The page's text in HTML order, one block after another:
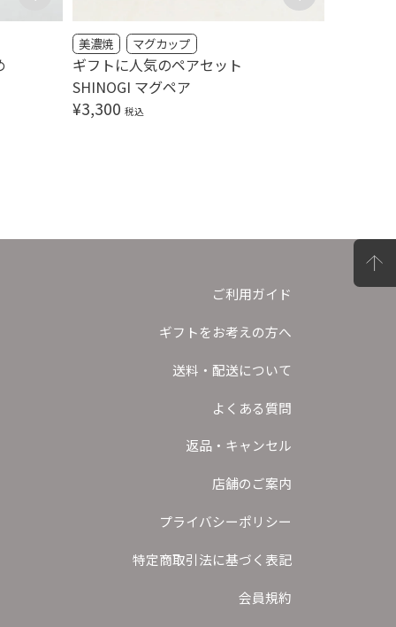
SHINOGI マグペア
美濃焼 マグカップ
¥3,300 税込
ギフトに人気のペアセット
ご利用ガイド
ギフトをお考えの方へ
送料・配送について
よくある質問
返品・キャンセル
店舗のご案内
プライバシーポリシー
特定商取引法に基づく表記
会員規約